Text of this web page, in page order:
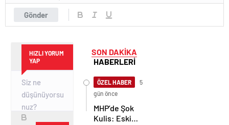
Gönder
HIZLI YORUM
YAP
SON DAKİKA
HABERLERİ
ÖZEL HABER
5
gün önce
MHP’de Şok
Kulis: Eski